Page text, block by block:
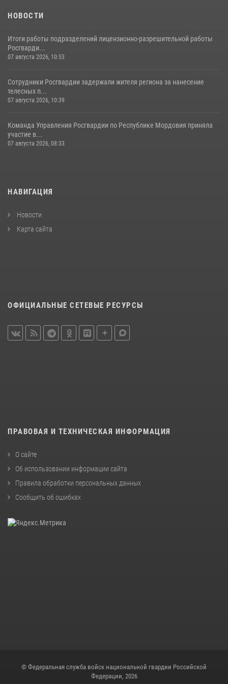
НОВОСТИ
Итоги работы подразделений лицензионно-разрешительной работы
Росгварди...
07 августа 2026, 10:53
Сотрудники Росгвардии задержали жителя региона за нанесение
телесных п...
07 августа 2026, 10:39
Команда Управления Росгвардии по Республике Мордовия приняла
участие в...
07 августа 2026, 08:33
НАВИГАЦИЯ
Новости
Карта сайта
ОФИЦИАЛЬНЫЕ СЕТЕВЫЕ РЕСУРСЫ
ПРАВОВАЯ И ТЕХНИЧЕСКАЯ ИНФОРМАЦИЯ
О сайте
Об использовании информации сайта
Правила обработки персональных данных
Сообщить об ошибках
© Федеральная служба войск национальной гвардии Российской
Федерации, 2026